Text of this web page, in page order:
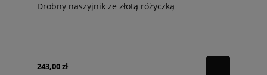
Drobny naszyjnik ze złotą różyczką
243,00 zł